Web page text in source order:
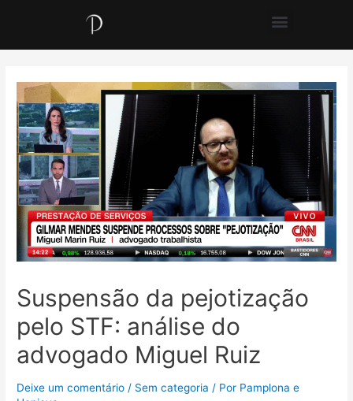
Suspensão da pejotização
pelo STF: análise do
advogado Miguel Ruiz
Deixe um comentário / Sem categoria / Por Pamplona e